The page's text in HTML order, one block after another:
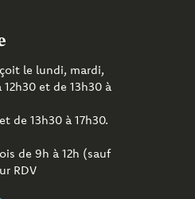
le lundi, mardi,
et de 13h30 à
de 13h30 à 17h30.
de 9h à 12h (sauf
RDV